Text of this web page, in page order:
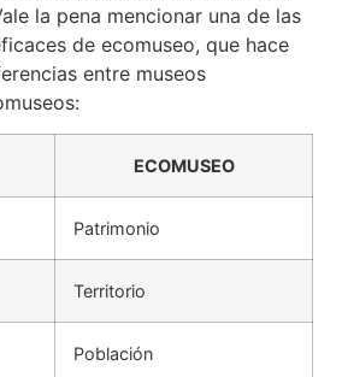
la pena mencionar una de las
de ecomuseo, que hace
entre museos
ECOMUSEO
Patrimonio
Territorio
Población